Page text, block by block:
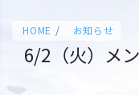
HOME / お知らせ
6/2（火）メ